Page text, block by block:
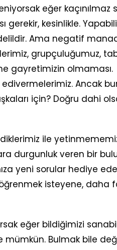
eğer kaçınılmaz
gerekir, kesinlikle.
Ama negatif
grupçuluğumuz,
gayretimizin olmaması.
Ancak
için? Doğru dahi
ile
durgunluk veren bir
yeni sorular hediye
isteyene, daha
eğer bildiğimizi
mümkün. Bulmak bile